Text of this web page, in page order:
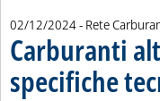
02/12/2024- Rete
Carburanti
specifiche